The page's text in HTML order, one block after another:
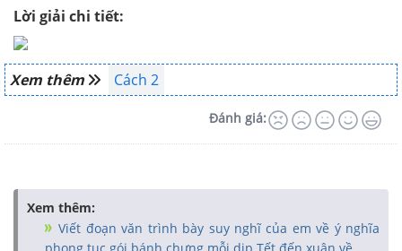
Lời giải chi tiết:
Xem thêm Cách 2
Đánh giá:
Xem thêm:
Viết đoạn văn trình bày suy nghĩ của em về ý nghĩa